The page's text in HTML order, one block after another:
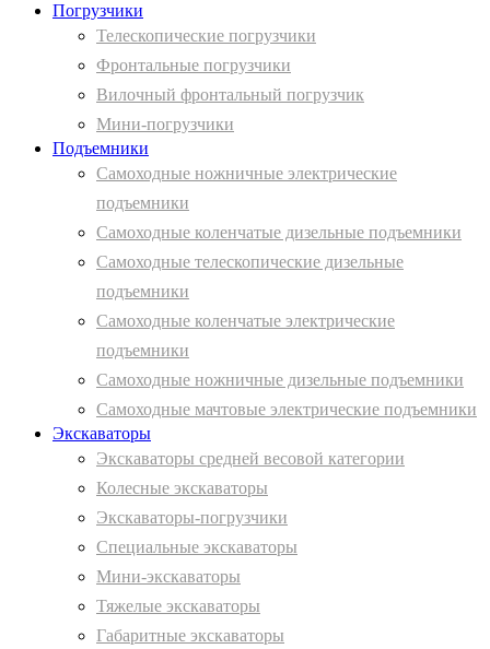
Погрузчики
Телескопические погрузчики
Фронтальные погрузчики
Вилочный фронтальный погрузчик
Мини-погрузчики
Подъемники
Самоходные ножничные электрические
подъемники
Самоходные коленчатые дизельные подъемники
Самоходные телескопические дизельные
подъемники
Самоходные коленчатые электрические
подъемники
Самоходные ножничные дизельные подъемники
Самоходные мачтовые электрические подъемники
Экскаваторы
Экскаваторы средней весовой категории
Колесные экскаваторы
Экскаваторы-погрузчики
Специальные экскаваторы
Мини-экскаваторы
Тяжелые экскаваторы
Габаритные экскаваторы